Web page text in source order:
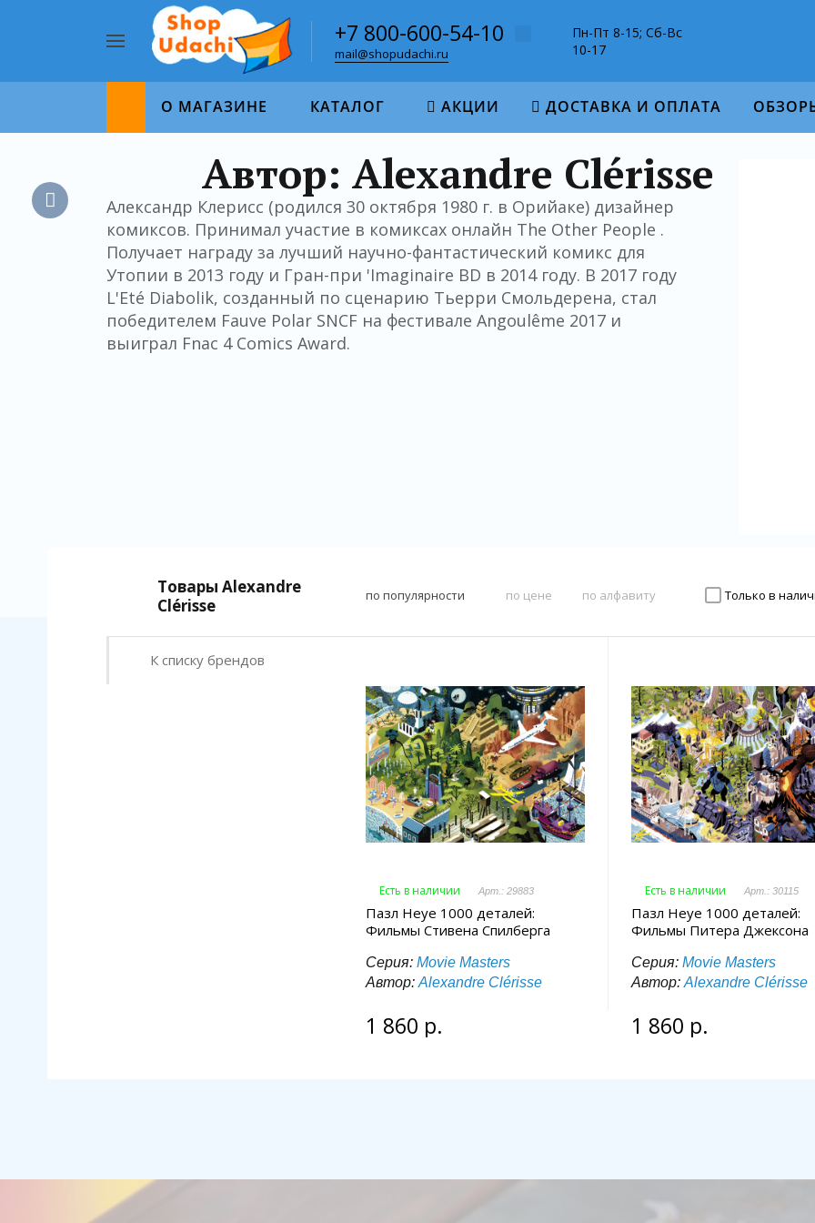
Найти
+7 800-600-54-10
mail@shopudachi.ru
Пн-Пт 8-15; Сб-Вс
10-17
О МАГАЗИНЕ КАТАЛОГ АКЦИИ ДОСТАВКА И ОПЛАТА
Автор: Alexandre Clérisse
Александр Клерисс (родился 30 октября 1980 г. в Орийаке) дизайнер
комиксов. Принимал участие в комиксах онлайн The Other People .
Получает награду за лучший научно-фантастический комикс для
Утопии в 2013 году и Гран-при 'Imaginaire BD в 2014 году. В 2017 году
L'Eté Diabolik, созданный по сценарию Тьерри Смольдерена, стал
победителем Fauve Polar SNCF на фестивале Angoulême 2017 и
выиграл Fnac 4 Comics Award.
Товары Alexandre
Clérisse
по популярности по цене по алфавиту Только в
К списку брендов
Есть в наличии Арт.: 29883
Пазл Heye 1000 деталей:
Фильмы Стивена Спилберга
Серия: Movie Masters
Автор: Alexandre Clérisse
1 860 р.
Есть в наличии Арт.: 30115
Пазл Heye 1000 деталей:
Фильмы Питера Джексона
Серия: Movie Masters
Автор: Alexandre Clérisse
1 860 р.